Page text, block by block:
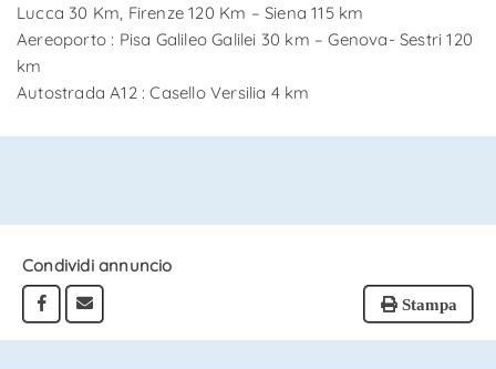
Lucca 30 Km, Firenze 120 Km – Siena 115 km
Aereoporto : Pisa Galileo Galilei 30 km – Genova- Sestri 120
km
Autostrada A12 : Casello Versilia 4 km
Condividi annuncio
Stampa